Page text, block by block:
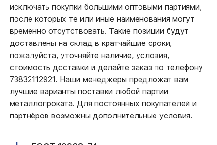
исключать покупки большими оптовыми партиями,
после которых те или иные наименования могут
временно отсутствовать. Такие позиции будут
доставлены на склад в кратчайшие сроки,
пожалуйста, уточняйте наличие, условия,
стоимость доставки и делайте заказ по телефону
73832112921. Наши менеджеры предложат вам
лучшие варианты поставки любой партии
металлопроката. Для постоянных покупателей и
партнёров возможны дополнительные условия.